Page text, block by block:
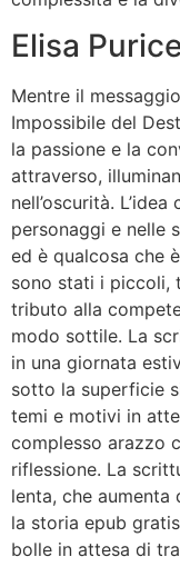
Elisa
Mentre il
Impossibile del
la passione e la
attraverso,
nell’oscurità.
personaggi e nelle
ed è qualcosa che
sono stati i piccoli,
tributo alla
modo sottile. La
in una giornata
sotto la superficie
temi e motivi in
complesso arazzo
riflessione. La
lenta, che aumenta
la storia epub
bolle in attesa di